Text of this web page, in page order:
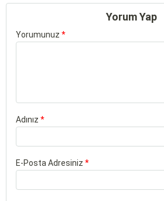
Yorum Yap
Yorumunuz *
Adınız *
E-Posta Adresiniz *